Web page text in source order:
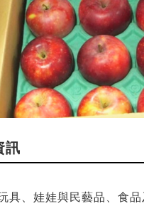
訊
具、娃娃與民藝品、食